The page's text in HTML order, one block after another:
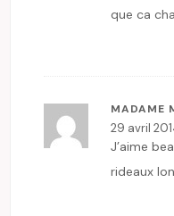
que ca
MADAME
29 avril
J’aime
rideaux